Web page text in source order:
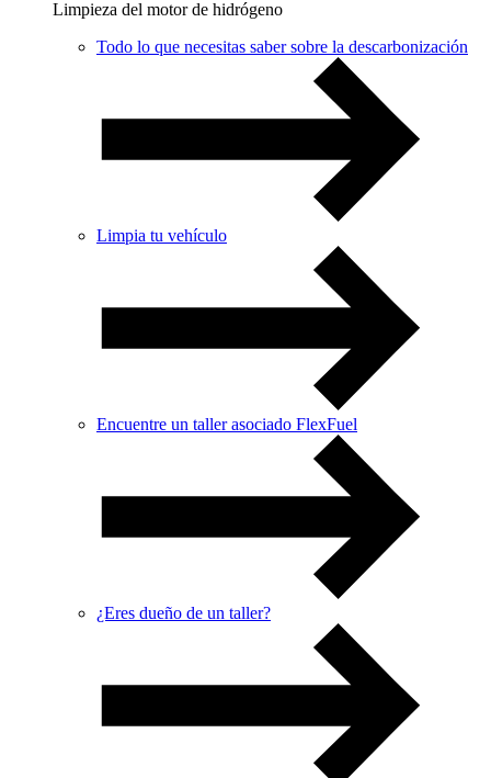
Limpieza del motor de hidrógeno
Todo lo que necesitas saber sobre la descarbonización
Limpia tu vehículo
Encuentre un taller asociado FlexFuel
¿Eres dueño de un taller?